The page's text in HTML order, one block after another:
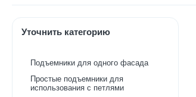
Уточнить категорию
Подъемники для одного фасада
Простые подъемники для
использования с петлями